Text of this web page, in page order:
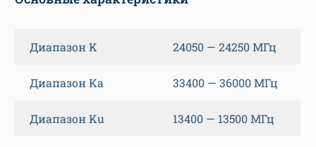
Диапазон K 24050 — 24250 МГц
Диапазон Ka 33400 — 36000 МГц
Диапазон Ku 13400 — 13500 МГц